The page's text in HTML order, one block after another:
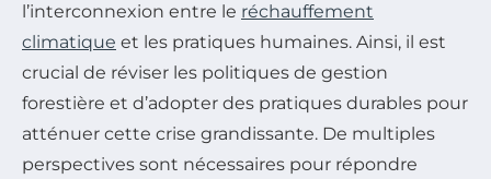
l’interconnexion entre le réchauffement
climatique et les pratiques humaines. Ainsi, il est
crucial de réviser les politiques de gestion
forestière et d’adopter des pratiques durables pour
atténuer cette crise grandissante. De multiples
perspectives sont nécessaires pour répondre